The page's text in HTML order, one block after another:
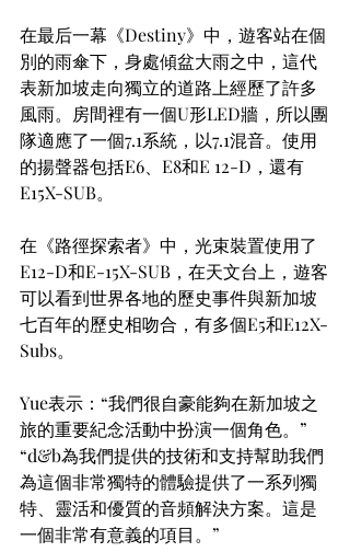
在最后一幕《Destiny》中，遊客站在個
別的雨傘下，身處傾盆大雨之中，這代
表新加坡走向獨立的道路上經歷了許多
風雨。房間裡有一個U形LED牆，所以團
隊適應了一個7.1系統，以7.1混音。使用
的揚聲器包括E6、E8和E 12-D，還有
E15X-SUB。
在《路徑探索者》中，光束裝置使用了
E12-D和E-15X-SUB，在天文台上，遊客
可以看到世界各地的歷史事件與新加坡
七百年的歷史相吻合，有多個E5和E12X-
Subs。
Yue表示：“我們很自豪能夠在新加坡之
旅的重要紀念活動中扮演一個角色。”
“d&b為我們提供的技術和支持幫助我們
為這個非常獨特的體驗提供了一系列獨
特、靈活和優質的音頻解決方案。這是
一個非常有意義的項目。”